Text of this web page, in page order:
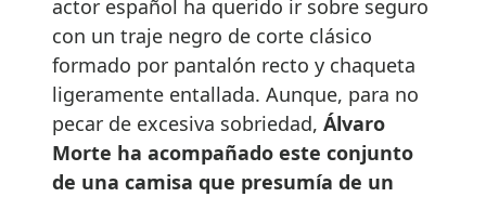
actor español ha querido ir sobre seguro
con un traje negro de corte clásico
formado por pantalón recto y chaqueta
ligeramente entallada. Aunque, para no
pecar de excesiva sobriedad, Álvaro
Morte ha acompañado este conjunto
de una camisa que presumía de un